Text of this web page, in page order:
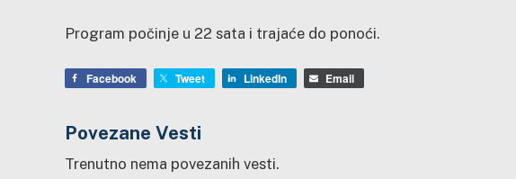
Program počinje u 22 sata i trajaće do ponoći.
Facebook Tweet LinkedIn Email
Povezane Vesti
Trenutno nema povezanih vesti.